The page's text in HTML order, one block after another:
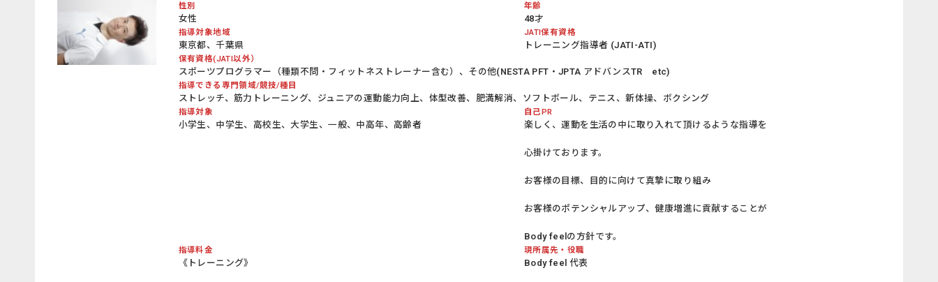
性別
女性
年齢
48才
指導対象地域
東京都、千葉県
JATI保有資格
トレーニング指導者 (JATI-ATI)
保有資格(JATI以外）
スポーツプログラマー（種類不問・フィットネストレーナー含む）、その他(NESTA PFT・JPTA アドバンスTR etc)
指導できる専門領域/競技/種目
ストレッチ、筋力トレーニング、ジュニアの運動能力向上、体型改善、肥満解消、ソフトボール、テニス、新体操、ボクシング
指導対象
小学生、中学生、高校生、大学生、一般、中高年、高齢者
自己PR
楽しく、運動を生活の中に取り入れて頂けるような指導を
心掛けております。
お客様の目標、目的に向けて真摯に取り組み
お客様のポテンシャルアップ、健康増進に貢献することが
Body feelの方針です。
指導料金
《トレーニング》
現所属先・役職
Body feel 代表